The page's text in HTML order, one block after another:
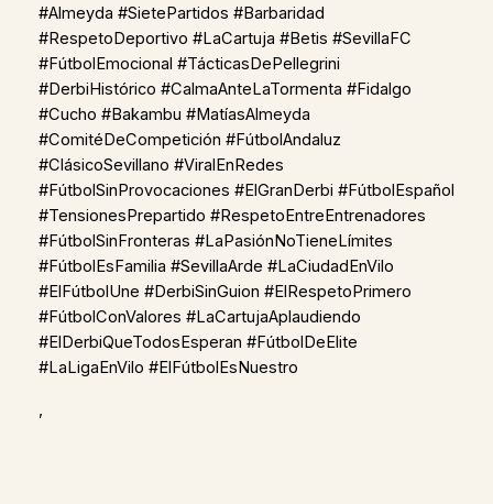
#Almeyda #SietePartidos #Barbaridad
#RespetoDeportivo #LaCartuja #Betis #SevillaFC
#FútbolEmocional #TácticasDePellegrini
#DerbiHistórico #CalmaAnteLaTormenta #Fidalgo
#Cucho #Bakambu #MatíasAlmeyda
#ComitéDeCompetición #FútbolAndaluz
#ClásicoSevillano #ViralEnRedes
#FútbolSinProvocaciones #ElGranDerbi #FútbolEspañol
#TensionesPrepartido #RespetoEntreEntrenadores
#FútbolSinFronteras #LaPasiónNoTieneLímites
#FútbolEsFamilia #SevillaArde #LaCiudadEnVilo
#ElFútbolUne #DerbiSinGuion #ElRespetoPrimero
#FútbolConValores #LaCartujaAplaudiendo
#ElDerbiQueTodosEsperan #FútbolDeElite
#LaLigaEnVilo #ElFútbolEsNuestro
,